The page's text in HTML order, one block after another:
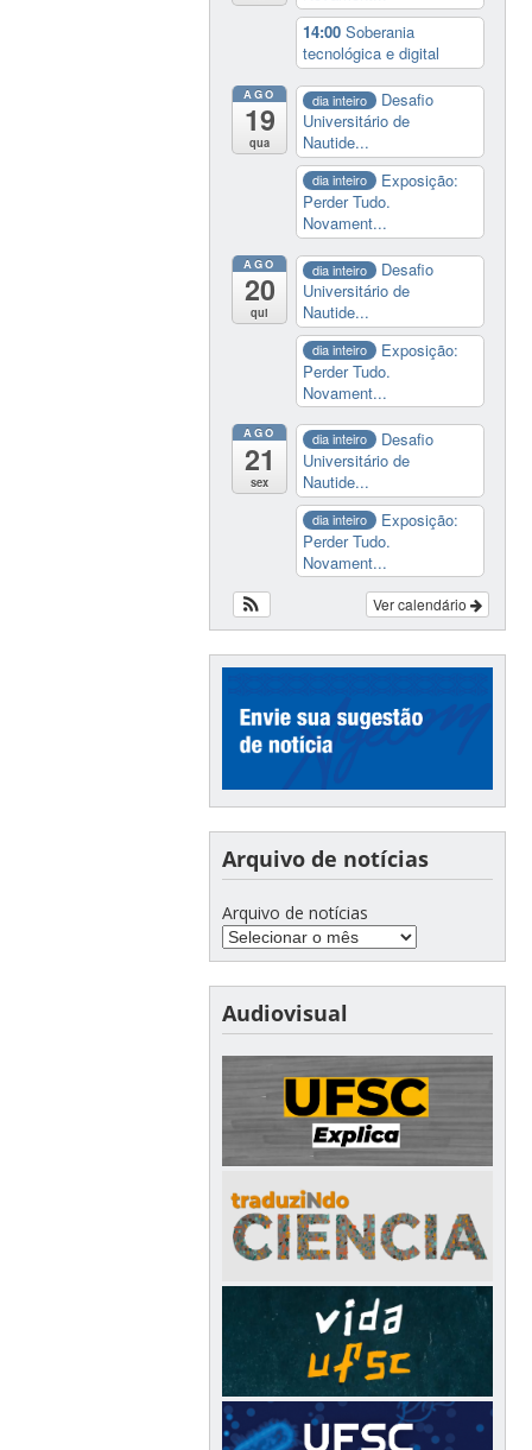
14:00Soberania
tecnológica e digital
AGO
19
qua
dia inteiro
Desafio
Universitário de
Nautide...
dia inteiro
Exposição:
Perder Tudo.
Novament...
AGO
20
qui
dia inteiro
Desafio
Universitário de
Nautide...
dia inteiro
Exposição:
Perder Tudo.
Novament...
AGO
21
sex
dia inteiro
Desafio
Universitário de
Nautide...
dia inteiro
Exposição:
Perder Tudo.
Novament...
Ver calendário
Arquivo de notícias
Arquivo de notícias
Audiovisual